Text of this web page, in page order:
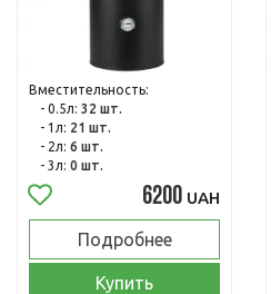
Вместительность:
- 0.5л: 32 шт.
- 1л: 21 шт.
- 2л: 6 шт.
- 3л: 0 шт.
6200 UAH
Подробнее
Купить